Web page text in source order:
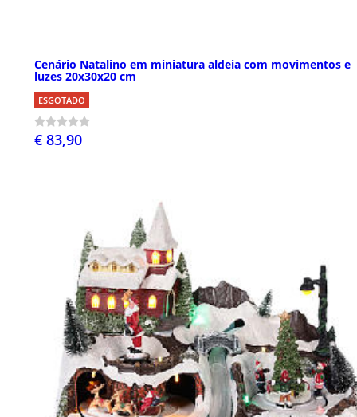
Cenário Natalino em miniatura aldeia com movimentos e
luzes 20x30x20 cm
ESGOTADO
€ 83,90